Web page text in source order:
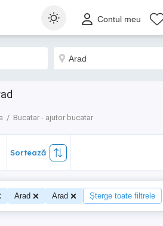
Contul meu
Bucatar - ajutor bucatar
Sortează
Arad Arad Șterge toate filtrele